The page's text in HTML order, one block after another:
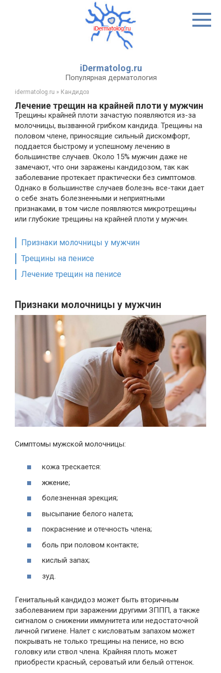
iDermatolog.ru
Популярная дерматология
idermatolog.ru » Кандидоз
Лечение трещин на крайней плоти у мужчин
Трещины крайней плоти зачастую появляются из-за
молочницы, вызванной грибком кандида. Трещины на
половом члене, приносящие сильный дискомфорт,
поддается быстрому и успешному лечению в
большинстве случаев. Около 15% мужчин даже не
замечают, что они заражены кандидозом, так как
заболевание протекает практически без симптомов.
Однако в большинстве случаев болезнь все-таки дает
о себе знать болезненными и неприятными
признаками, в том числе появляются микротрещины
или глубокие трещины на крайней плоти у мужчин.
Признаки молочницы у мужчин
Трещины на пенисе
Лечение трещин на пенисе
Признаки молочницы у мужчин
Симптомы мужской молочницы:
кожа трескается:
жжение;
болезненная эрекция;
высыпание белого налета;
покраснение и отечность члена;
боль при половом контакте;
кислый запах;
зуд.
Генитальный кандидоз может быть вторичным
заболеванием при заражении другими ЗППП, а также
сигналом о снижении иммунитета или недостаточной
личной гигиене. Налет с кисловатым запахом может
покрывать не только трещины на пенисе, но всю
головку или ствол члена. Крайняя плоть может
приобрести красный, сероватый или белый оттенок.